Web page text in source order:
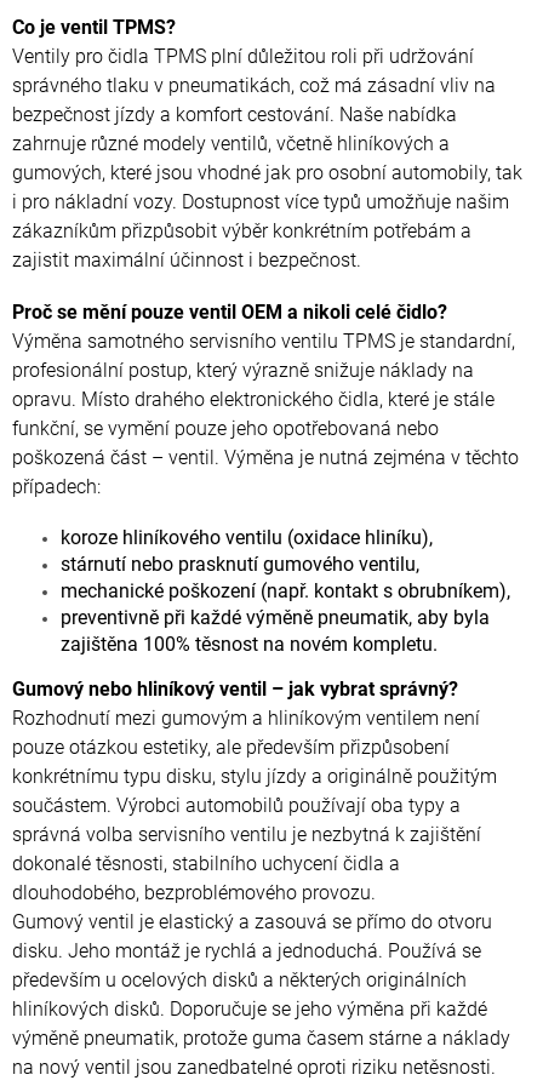
Co je ventil TPMS?
Ventily pro čidla TPMS plní důležitou roli při udržování
správného tlaku v pneumatikách, což má zásadní vliv na
bezpečnost jízdy a komfort cestování. Naše nabídka
zahrnuje různé modely ventilů, včetně hliníkových a
gumových, které jsou vhodné jak pro osobní automobily, tak
i pro nákladní vozy. Dostupnost více typů umožňuje našim
zákazníkům přizpůsobit výběr konkrétním potřebám a
zajistit maximální účinnost i bezpečnost.
Proč se mění pouze ventil OEM a nikoli celé čidlo?
Výměna samotného servisního ventilu TPMS je standardní,
profesionální postup, který výrazně snižuje náklady na
opravu. Místo drahého elektronického čidla, které je stále
funkční, se vymění pouze jeho opotřebovaná nebo
poškozená část – ventil. Výměna je nutná zejména v těchto
případech:
koroze hliníkového ventilu (oxidace hliníku),
stárnutí nebo prasknutí gumového ventilu,
mechanické poškození (např. kontakt s obrubníkem),
preventivně při každé výměně pneumatik, aby byla
zajištěna 100% těsnost na novém kompletu.
Gumový nebo hliníkový ventil – jak vybrat správný?
Rozhodnutí mezi gumovým a hliníkovým ventilem není
pouze otázkou estetiky, ale především přizpůsobení
konkrétnímu typu disku, stylu jízdy a originálně použitým
součástem. Výrobci automobilů používají oba typy a
správná volba servisního ventilu je nezbytná k zajištění
dokonalé těsnosti, stabilního uchycení čidla a
dlouhodobého, bezproblémového provozu.
Gumový ventil je elastický a zasouvá se přímo do otvoru
disku. Jeho montáž je rychlá a jednoduchá. Používá se
především u ocelových disků a některých originálních
hliníkových disků. Doporučuje se jeho výměna při každé
výměně pneumatik, protože guma časem stárne a náklady
na nový ventil jsou zanedbatelné oproti riziku netěsnosti.